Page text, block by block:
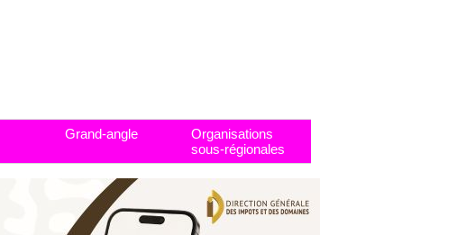
Grand-angle
Organisations
sous-régionales